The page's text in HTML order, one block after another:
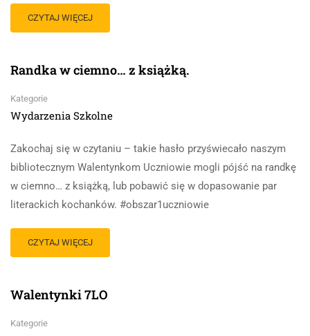
CZYTAJ WIĘCEJ
Randka w ciemno… z książką.
Kategorie
Wydarzenia Szkolne
Zakochaj się w czytaniu – takie hasło przyświecało naszym
bibliotecznym Walentynkom Uczniowie mogli pójść na randkę
w ciemno… z książką, lub pobawić się w dopasowanie par
literackich kochanków. #obszar1uczniowie
CZYTAJ WIĘCEJ
Walentynki 7LO
Kategorie